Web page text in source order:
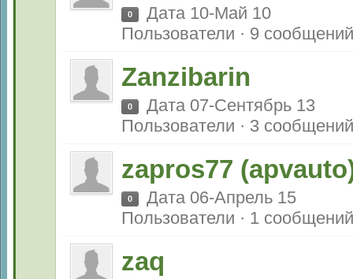
0
Дата 10-Май 10
Пользователи · 9 сообщений
Zanzibarin
0
Дата 07-Сентябрь 13
Пользователи · 3 сообщений
zapros77
0
Дата 06-Апрель 15
Пользователи · 1 сообщений
zaq